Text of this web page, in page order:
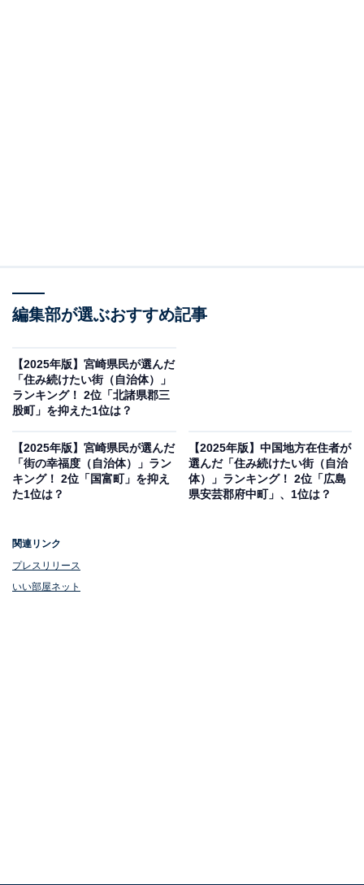
編集部が選ぶおすすめ記事
【2025年版】宮崎県民が選んだ
「住み続けたい街（自治体）」
ランキング！ 2位「北諸県郡三
股町」を抑えた1位は？
【2025年版】宮崎県民が選んだ
「街の幸福度（自治体）」ラン
キング！ 2位「国富町」を抑え
た1位は？
【2025年版】中国地方在住者が
選んだ「住み続けたい街（自治
体）」ランキング！ 2位「広島
県安芸郡府中町」、1位は？
関連リンク
プレスリリース
いい部屋ネット